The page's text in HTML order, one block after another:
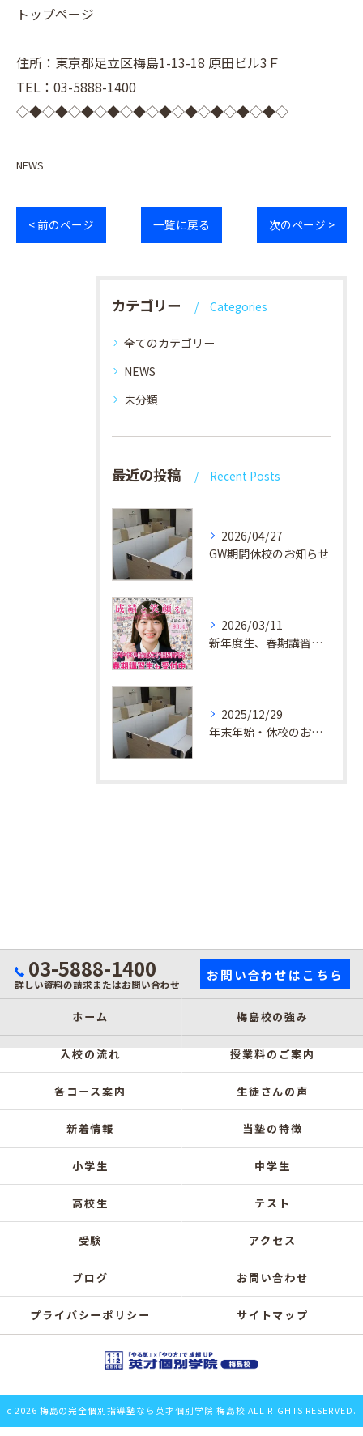
トップページ
住所：東京都足立区梅島1-13-18 原田ビル3Ｆ
TEL：03-5888-1400
◇◆◇◆◇◆◇◆◇◆◇◆◇◆◇◆◇◆◇◆◇
NEWS
< 前のページ 一覧に戻る 次のページ >
カテゴリー Categories
全てのカテゴリー
NEWS
未分類
最近の投稿 Recent Posts
2026/04/27
GW期間休校のお知らせ
2026/03/11
新年度生、春期講習生 受付中！
2025/12/29
年末年始・休校のお知らせ
03-5888-1400
詳しい資料の請求またはお問い合わせ
お問い合わせはこちら
ホーム 梅島校の強み
入校の流れ 授業料のご案内
各コース案内 生徒さんの声
新着情報 当塾の特徴
小学生 中学生
高校生 テスト
受験 アクセス
ブログ お問い合わせ
プライバシーポリシー サイトマップ
c 2026 梅島の完全個別指導塾なら英才個別学院 梅島校 ALL RIGHTS RESERVED.